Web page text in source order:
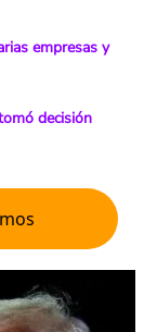
empresas y
decisión